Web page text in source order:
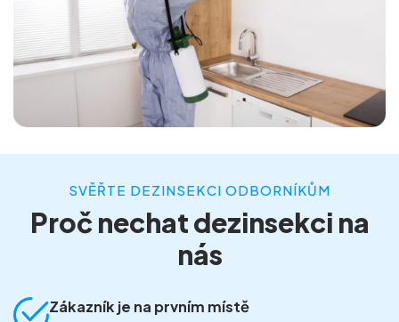
SVĚŘTE DEZINSEKCI ODBORNÍKŮM
Proč nechat dezinsekci na
nás
Zákazník je na prvním místě